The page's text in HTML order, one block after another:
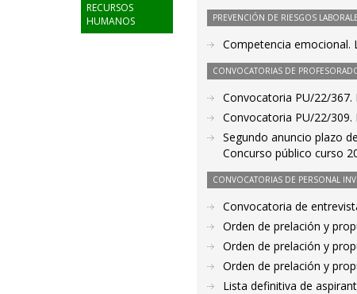
RECURSOS
HUMANOS
PREVENCIÓN DE RIESGOS
Competencia emocional.
CONVOCATORIAS DE
Convocatoria PU/22/367.
Convocatoria PU/22/
Segundo anuncio plazo
Concurso público curso
CONVOCATORIAS DE PERSONAL
Convocatoria de
Orden de prelación y
Orden de prelación y
Orden de prelación y
Lista definitiva de